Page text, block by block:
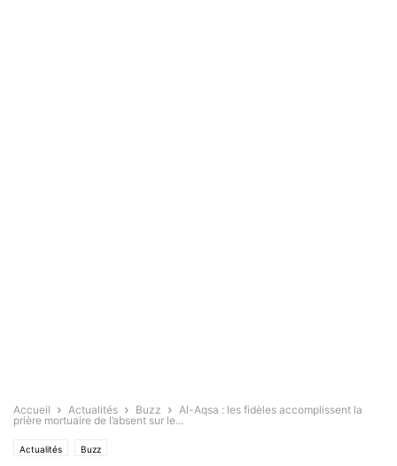
Accueil Actualités Buzz
Al-Aqsa : les fidèles accomplissent la
prière mortuaire de l’absent sur le...
Actualités Buzz